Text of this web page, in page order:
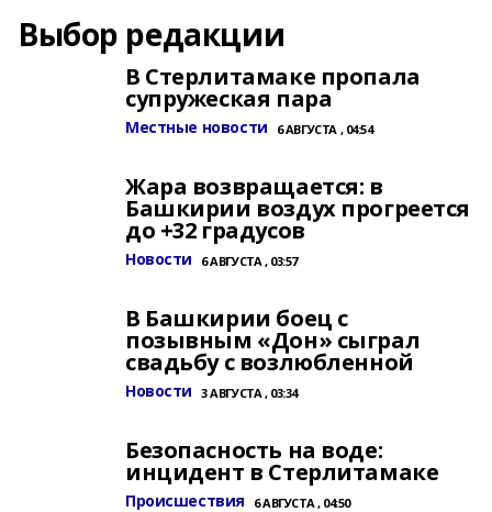
Выбор редакции
В Стерлитамаке пропала
супружеская пара
Местные новости 6 АВГУСТА , 04:54
Жара возвращается: в
Башкирии воздух прогреется
до +32 градусов
Новости 6 АВГУСТА , 03:57
В Башкирии боец с
позывным «Дон» сыграл
свадьбу с возлюбленной
Новости 3 АВГУСТА , 03:34
Безопасность на воде:
инцидент в Стерлитамаке
Происшествия 6 АВГУСТА , 04:50